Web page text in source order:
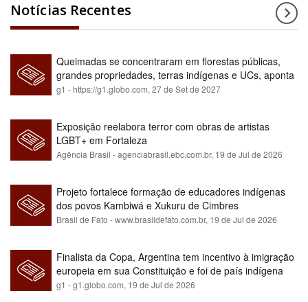
Notícias Recentes
Queimadas se concentraram em florestas públicas,
grandes propriedades, terras indígenas e UCs, aponta
relatório
g1 - https://g1.globo.com, 27 de Set de 2027
Exposição reelabora terror com obras de artistas
LGBT+ em Fortaleza
Agência Brasil - agenciabrasil.ebc.com.br, 19 de Jul de 2026
Projeto fortalece formação de educadores indígenas
dos povos Kambiwá e Xukuru de Cimbres
Brasil de Fato - www.brasildefato.com.br, 19 de Jul de 2026
Finalista da Copa, Argentina tem incentivo à imigração
europeia em sua Constituição e foi de país indígena
para maioria branca
g1 - g1.globo.com, 19 de Jul de 2026